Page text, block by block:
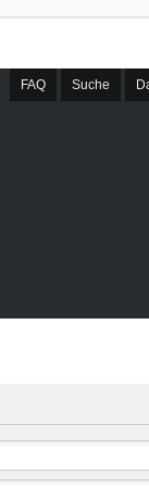
FAQ Suche